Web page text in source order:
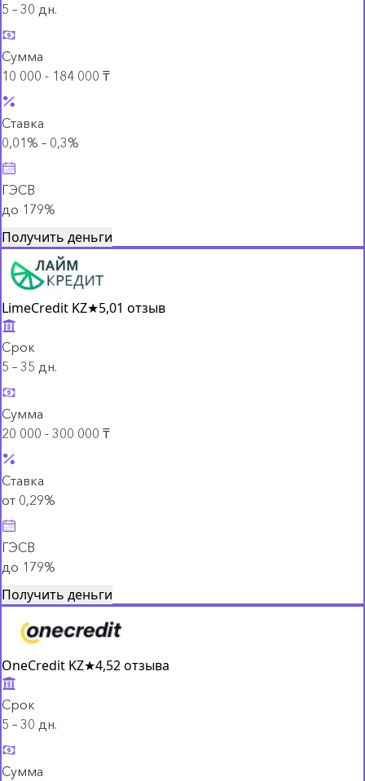
5 – 30 дн.
Сумма
10 000 - 184 000 ₸
Ставка
0,01% – 0,3%
ГЭСВ
до 179%
Получить деньги
LimeCredit KZ★5,01 отзыв
Срок
5 – 35 дн.
Сумма
20 000 - 300 000 ₸
Ставка
от 0,29%
ГЭСВ
до 179%
Получить деньги
OneCredit KZ★4,52 отзыва
Срок
5 – 30 дн.
Сумма